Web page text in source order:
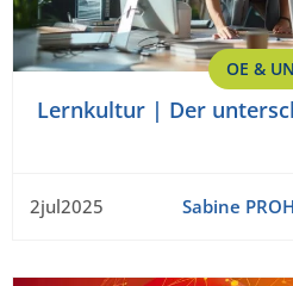
OE &
Lernkultur | Der
2jul2025 Sabine